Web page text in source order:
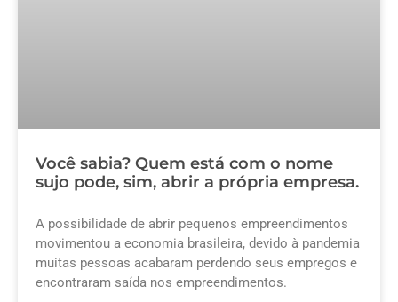
Você sabia? Quem está com o nome
sujo pode, sim, abrir a própria empresa.
A possibilidade de abrir pequenos empreendimentos
movimentou a economia brasileira, devido à pandemia
muitas pessoas acabaram perdendo seus empregos e
encontraram saída nos empreendimentos.